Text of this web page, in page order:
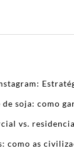
de soja: como
vs.
como as